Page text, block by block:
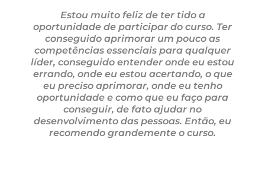
Estou muito feliz de ter tido a
oportunidade de participar do curso. Ter
conseguido aprimorar um pouco as
competências essenciais para qualquer
líder, conseguido entender onde eu estou
errando, onde eu estou acertando, o que
eu preciso aprimorar, onde eu tenho
oportunidade e como que eu faço para
conseguir, de fato ajudar no
desenvolvimento das pessoas. Então, eu
recomendo grandemente o curso.